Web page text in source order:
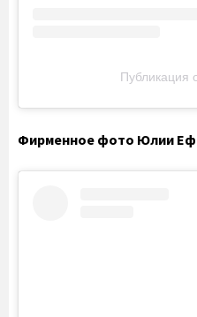
Публикация
Фирменное фото Юлии